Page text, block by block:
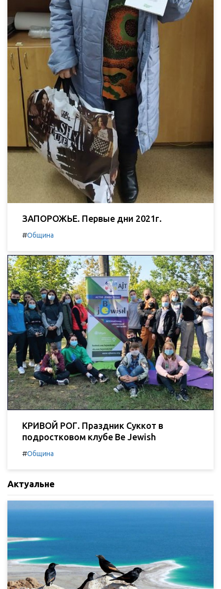
ЗАПОРОЖЬЕ. Первые дни 2021г.
#Община
КРИВОЙ РОГ. Праздник Суккот в
подростковом клубе Be Jewish
#Община
Актуальне